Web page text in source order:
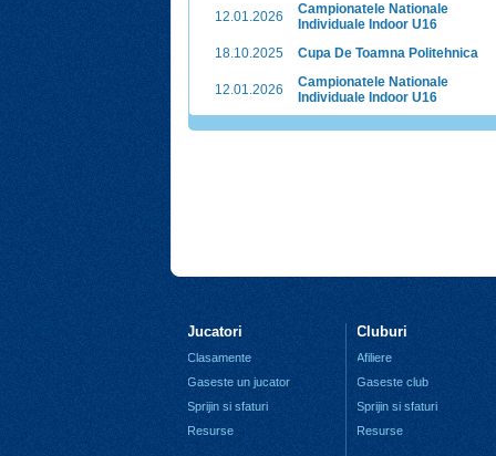
12.01.2026
Campionatele Nationale
Individuale Indoor U16
18.10.2025
Cupa De Toamna Politehnica
12.01.2026
Campionatele Nationale
Individuale Indoor U16
Jucatori
Clasamente
Gaseste un jucator
Sprijin si sfaturi
Resurse
Cluburi
Afiliere
Gaseste club
Sprijin si sfaturi
Resurse